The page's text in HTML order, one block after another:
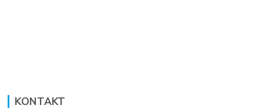
KONTAKT